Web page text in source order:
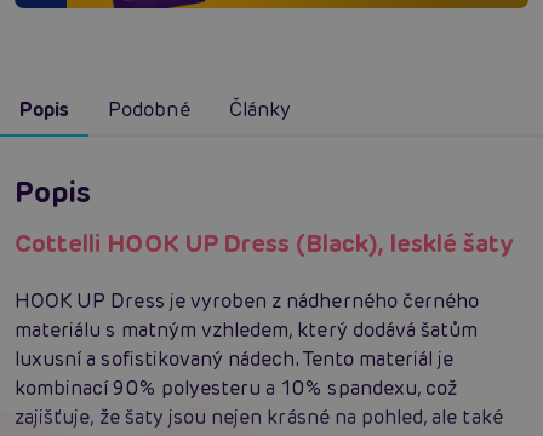
Popis Podobné Články
Popis
Cottelli HOOK UP Dress (Black), lesklé šaty
HOOK UP Dress je vyroben z nádherného černého
materiálu s matným vzhledem, který dodává šatům
luxusní a sofistikovaný nádech. Tento materiál je
kombinací 90% polyesteru a 10% spandexu, což
zajišťuje, že šaty jsou nejen krásné na pohled, ale také